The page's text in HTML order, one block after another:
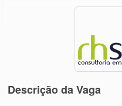
Descrição da Vaga